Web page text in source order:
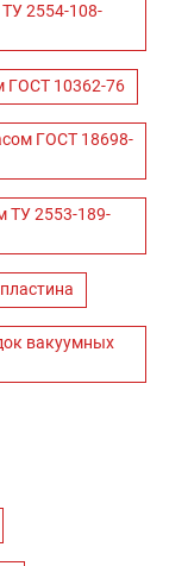
2554-108-
ГОСТ 10362-76
ГОСТ 18698-
ТУ 2553-189-
вакуумных